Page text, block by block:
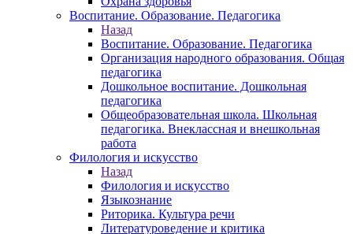
Воспитание. Образование. Педагогика
Назад
Воспитание. Образование. Педагогика
Организация народного образования. Общая
педагогика
Дошкольное воспитание. Дошкольная
педагогика
Общеобразовательная школа. Школьная
педагогика. Внеклассная и внешкольная
работа
Филология и искусство
Назад
Филология и искусство
Языкознание
Риторика. Культура речи
Литературоведение и критика